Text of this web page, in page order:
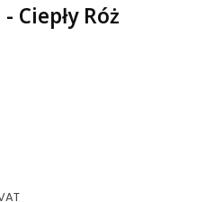
Ciepły Róż